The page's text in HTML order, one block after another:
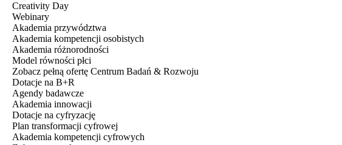
Creativity Day
Webinary
Akademia przywództwa
Akademia kompetencji osobistych
Akademia różnorodności
Model równości płci
Zobacz pełną ofertę Centrum Badań & Rozwoju
Dotacje na B+R
Agendy badawcze
Akademia innowacji
Dotacje na cyfryzację
Plan transformacji cyfrowej
Akademia kompetencji cyfrowych